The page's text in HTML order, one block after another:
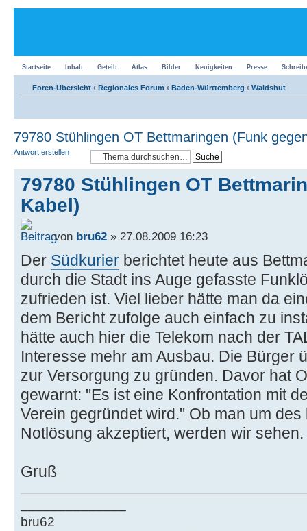
Startseite Inhalt Geteilt Atlas Bilder Neuigkeiten Presse
Foren-Übersicht ‹ Regionales Forum ‹ Baden-Württemberg ‹ Waldshut
79780 Stühlingen OT Bettmaringen (Funk
Antwort erstellen
79780 Stühlingen OT
Kabel)
von bru62 » 27.08.2009 16:23
Der Südkurier berichtet heute aus
durch die Stadt ins Auge gefasste
zufrieden ist. Viel lieber hätte man da
dem Bericht zufolge auch einfach zu
hätte auch hier die Telekom nach der
Interesse mehr am Ausbau. Die Bürger
zur Versorgung zu gründen. Davor hat
gewarnt: "Es ist eine Konfrontation mit
Verein gegründet wird." Ob man um
Notlösung akzeptiert, werden wir sehen.
Gruß
bru62